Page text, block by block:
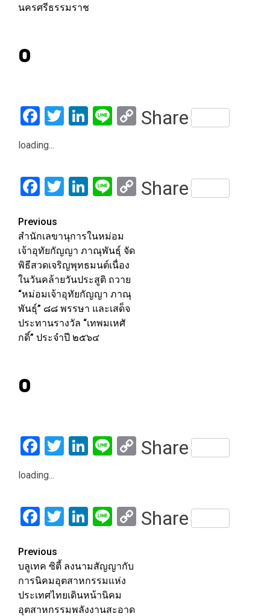
นครศรีธรรมราช
0
Facebook
Twitter
LinkedIn
LineCopy
Share
loading...
Facebook
Twitter
LinkedIn
LineCopy
Share
Post
navigation
Previous
สำนักเลขานุการในหม่อม
เจ้าอุทัยกัญญา ภาณุพันธุ์ จัด
พิธีสวดเจริญพุทธมนต์เนื่อง
ในวันคล้ายวันประสูติ ถวาย
“หม่อมเจ้าอุทัยกัญญา ภาณุ
พันธุ์” ๘๘ พรรษา และเสด็จ
ประทานรางวัล “เทพมเหศั
กดิ์” ประจำปี ๒๕๖๔
0
Facebook
Twitter
LinkedIn
LineCopy
Share
loading...
Facebook
Twitter
LinkedIn
LineCopy
Share
Post
navigation
Previous
บลูเทค ซิตี้ ลงนามสัญญากับ
การนิคมอุตสาหกรรมแห่ง
ประเทศไทยเดินหน้านิคม
อุตสาหกรรมพลังงานสะอาด